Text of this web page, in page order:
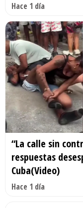
Hace 1 día
“La calle sin
respuestas
Cuba(Video)
Hace 1 día